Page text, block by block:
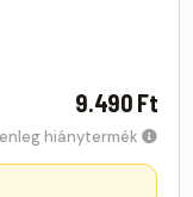
9.490 Ft
hiánytermék